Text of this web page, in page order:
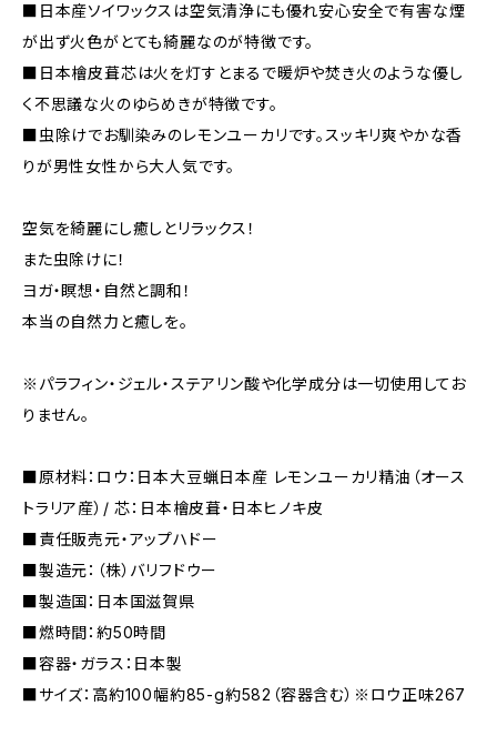
■日本産ソイワックスは空気清浄にも優れ安心安全で有害な煙
が出ず火色がとても綺麗なのが特徴です。
■日本檜皮葺芯は火を灯すとまるで暖炉や焚き火のような優し
く不思議な火のゆらめきが特徴です。
■虫除けでお馴染みのレモンユーカリです。スッキリ爽やかな香
りが男性女性から大人気です。
空気を綺麗にし癒しとリラックス！
また虫除けに！
ヨガ・瞑想・自然と調和！
本当の自然力と癒しを。
※パラフィン・ジェル・ステアリン酸や化学成分は一切使用してお
りません。
■原材料：ロウ：日本大豆蝋日本産 レモンユーカリ精油（オース
トラリア産）/ 芯：日本檜皮葺・日本ヒノキ皮
■責任販売元・アップハドー
■製造元：（株）バリフドウー
■製造国：日本国滋賀県
■燃時間：約50時間
■容器・ガラス：日本製
■サイズ：高約100幅約85-g約582（容器含む）※ロウ正味267